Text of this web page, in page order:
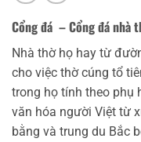
Cổng đá – Cổng đá nhà
Nhà thờ họ hay từ
cho việc thờ cúng tổ
trong họ tính theo phụ
văn hóa người Việt từ
bằng và trung du Bắc